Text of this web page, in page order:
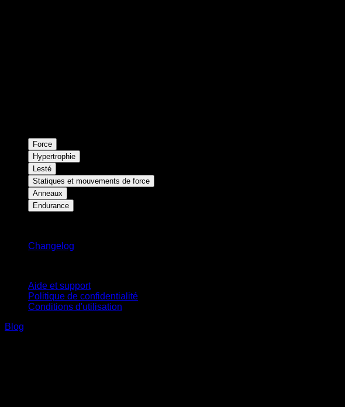
Force
Hypertrophie
Lesté
Statiques et mouvements de force
Anneaux
Endurance
Changelog
Aide et support
Politique de confidentialité
Conditions d'utilisation
Blog